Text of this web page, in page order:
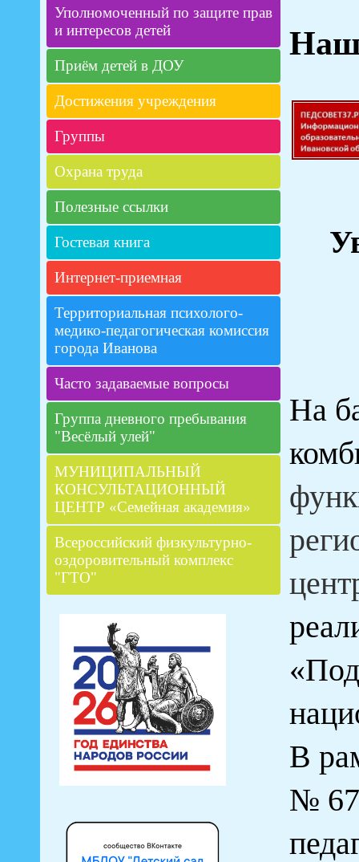
Уполномоченный по защите прав
и интересов детей
Приём детей в ДОУ
Достижения учреждения
Группы
Охрана труда
Полезные ссылки
Гостевая книга
Интернет-приемная
Территориальная психолого-
медико-педагогическая комиссия
города Иванова
Часто задаваемые вопросы
Группа дневного пребывания
"Весёлый улей"
МУНИЦИПАЛЬНЫЙ
КОНСУЛЬТАЦИОННЫЙ
ЦЕНТР «Семейная академия»
Всероссийский физкультурно-
оздоровительный комплекс
"ГТО"
На
В
№ 67